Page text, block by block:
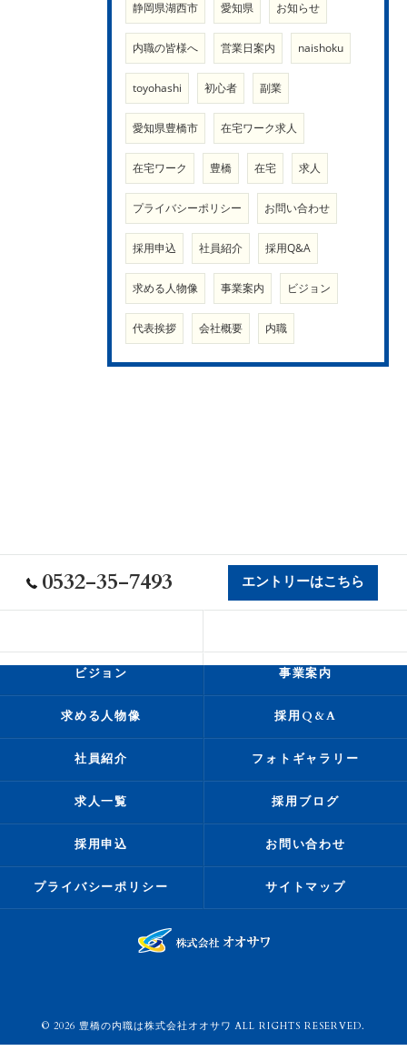
静岡県湖西市 愛知県 お知らせ
内職の皆様へ 営業日案内 naishoku
toyohashi 初心者 副業
愛知県豊橋市 在宅ワーク求人
在宅ワーク 豊橋 在宅 求人
プライバシーポリシー お問い合わせ
採用申込 社員紹介 採用Q&A
求める人物像 事業案内 ビジョン
代表挨拶 会社概要 内職
0532-35-7493 エントリーはこちら
ビジョン 事業案内
求める人物像 採用Q&A
社員紹介 フォトギャラリー
求人一覧 採用ブログ
採用申込 お問い合わせ
プライバシーポリシー サイトマップ
© 2026 豊橋の内職は株式会社オオサワ ALL RIGHTS RESERVED.